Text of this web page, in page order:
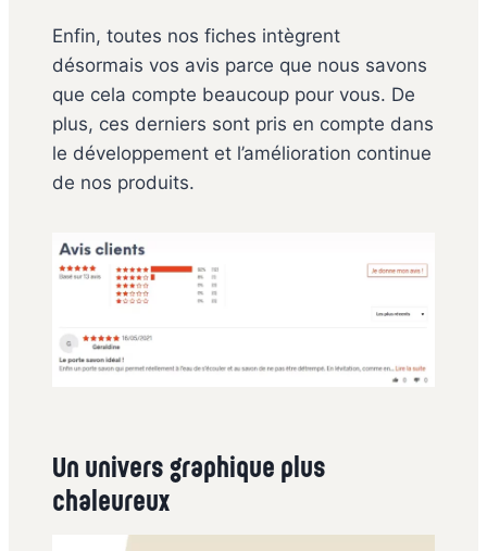
Enfin, toutes nos fiches intègrent
désormais vos avis parce que nous savons
que cela compte beaucoup pour vous. De
plus, ces derniers sont pris en compte dans
le développement et l’amélioration continue
de nos produits.
Un univers graphique plus
chaleureux